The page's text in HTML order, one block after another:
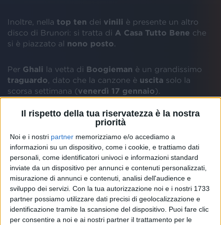
Il rispetto della tua riservatezza è la nostra
priorità
Noi e i nostri partner memorizziamo e/o accediamo a
informazioni su un dispositivo, come i cookie, e trattiamo dati
personali, come identificatori univoci e informazioni standard
inviate da un dispositivo per annunci e contenuti personalizzati,
misurazione di annunci e contenuti, analisi dell'audience e
sviluppo dei servizi. Con la tua autorizzazione noi e i nostri 1733
partner possiamo utilizzare dati precisi di geolocalizzazione e
identificazione tramite la scansione del dispositivo. Puoi fare clic
per consentire a noi e ai nostri partner il trattamento per le
Inoltre, nella top ten dei vinili è presente un altro
disco di Brunori: si tratta di A Casa Tutto Bene che
si è piazzato al nono posto
Per Ghali la vetta di Boogieman è un grandissimo
traguardo , dato che la canzone è uscita solo la
scorsa settimana (venerdì 17 gennaio).
social. “Primi in classifica FIMI. Sto scrivendo lo show
del concerto a Milano, i biglietti stanno volando e
sono felice di cantare di nuovo insieme a voi. Tanti mi
chiedono perché uniche date italiane, lo capirete più
avanti. Biglietti nelle storie in evidenza. DNA, il nuovo
album fuori il 20 Febbraio ”, ha scritto.